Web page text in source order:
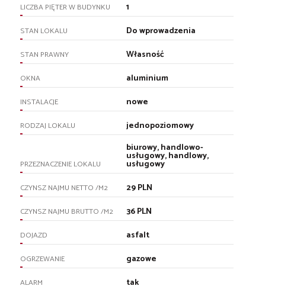
LICZBA PIĘTER W BUDYNKU 1
STAN LOKALU Do wprowadzenia
STAN PRAWNY Własność
OKNA aluminium
INSTALACJE nowe
RODZAJ LOKALU jednopoziomowy
PRZEZNACZENIE LOKALU
biurowy, handlowo-
usługowy, handlowy,
usługowy
CZYNSZ NAJMU NETTO /M2 29 PLN
CZYNSZ NAJMU BRUTTO /M2 36 PLN
DOJAZD asfalt
OGRZEWANIE gazowe
ALARM tak